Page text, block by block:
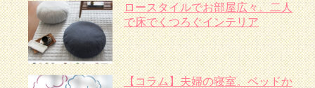
ロースタイルでお部屋広々。二人
で床でくつろぐインテリア
【コラム】夫婦の寝室。ベッドか